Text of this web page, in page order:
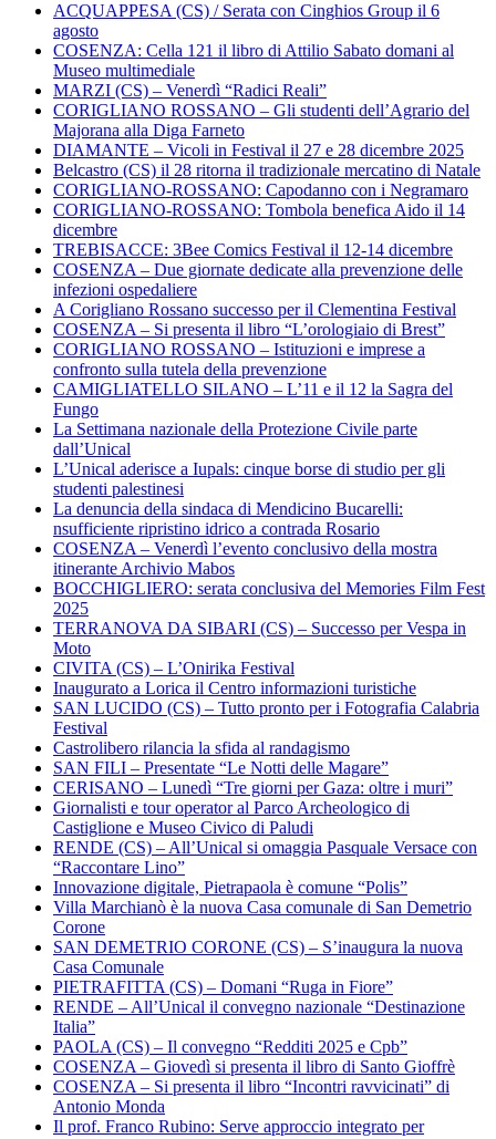
ACQUAPPESA (CS) / Serata con Cinghios Group il 6
agosto
COSENZA: Cella 121 il libro di Attilio Sabato domani al
Museo multimediale
MARZI (CS) – Venerdì “Radici Reali”
CORIGLIANO ROSSANO – Gli studenti dell’Agrario del
Majorana alla Diga Farneto
DIAMANTE – Vicoli in Festival il 27 e 28 dicembre 2025
Belcastro (CS) il 28 ritorna il tradizionale mercatino di Natale
CORIGLIANO-ROSSANO: Capodanno con i Negramaro
CORIGLIANO-ROSSANO: Tombola benefica Aido il 14
dicembre
TREBISACCE: 3Bee Comics Festival il 12-14 dicembre
COSENZA – Due giornate dedicate alla prevenzione delle
infezioni ospedaliere
A Corigliano Rossano successo per il Clementina Festival
COSENZA – Si presenta il libro “L’orologiaio di Brest”
CORIGLIANO ROSSANO – Istituzioni e imprese a
confronto sulla tutela della prevenzione
CAMIGLIATELLO SILANO – L’11 e il 12 la Sagra del
Fungo
La Settimana nazionale della Protezione Civile parte
dall’Unical
L’Unical aderisce a Iupals: cinque borse di studio per gli
studenti palestinesi
La denuncia della sindaca di Mendicino Bucarelli:
nsufficiente ripristino idrico a contrada Rosario
COSENZA – Venerdì l’evento conclusivo della mostra
itinerante Archivio Mabos
BOCCHIGLIERO: serata conclusiva del Memories Film Fest
2025
TERRANOVA DA SIBARI (CS) – Successo per Vespa in
Moto
CIVITA (CS) – L’Onirika Festival
Inaugurato a Lorica il Centro informazioni turistiche
SAN LUCIDO (CS) – Tutto pronto per i Fotografia Calabria
Festival
Castrolibero rilancia la sfida al randagismo
SAN FILI – Presentate “Le Notti delle Magare”
CERISANO – Lunedì “Tre giorni per Gaza: oltre i muri”
Giornalisti e tour operator al Parco Archeologico di
Castiglione e Museo Civico di Paludi
RENDE (CS) – All’Unical si omaggia Pasquale Versace con
“Raccontare Lino”
Innovazione digitale, Pietrapaola è comune “Polis”
Villa Marchianò è la nuova Casa comunale di San Demetrio
Corone
SAN DEMETRIO CORONE (CS) – S’inaugura la nuova
Casa Comunale
PIETRAFITTA (CS) – Domani “Ruga in Fiore”
RENDE – All’Unical il convegno nazionale “Destinazione
Italia”
PAOLA (CS) – Il convegno “Redditi 2025 e Cpb”
COSENZA – Giovedì si presenta il libro di Santo Gioffrè
COSENZA – Si presenta il libro “Incontri ravvicinati” di
Antonio Monda
Il prof. Franco Rubino: Serve approccio integrato per